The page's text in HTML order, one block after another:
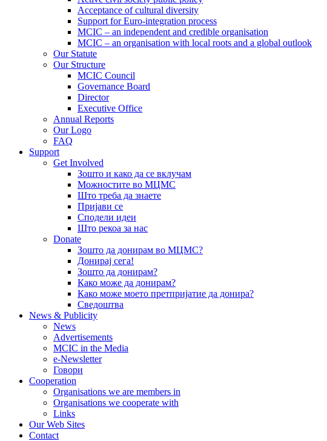
Acceptance of cultural diversity
Support for Euro-integration process
MCIC – an independent and credible organisation
MCIC – an organisation with local roots and a global outlook
Our Statute
Our Structure
MCIC Council
Governance Board
Director
Executive Office
Annual Reports
Our Logo
FAQ
Support
Get Involved
Зошто и како да се вклучам
Можностите во МЦМС
Што треба да знаете
Пријави се
Сподели идеи
Што рекоа за нас
Donate
Зошто да донирам во МЦМС?
Донирај сега!
Зошто да донирам?
Како може да донирам?
Како може моето претпријатие да донира?
Сведоштва
News & Publicity
News
Advertisements
MCIC in the Media
e-Newsletter
Говори
Cooperation
Organisations we are members in
Organisations we cooperate with
Links
Our Web Sites
Contact